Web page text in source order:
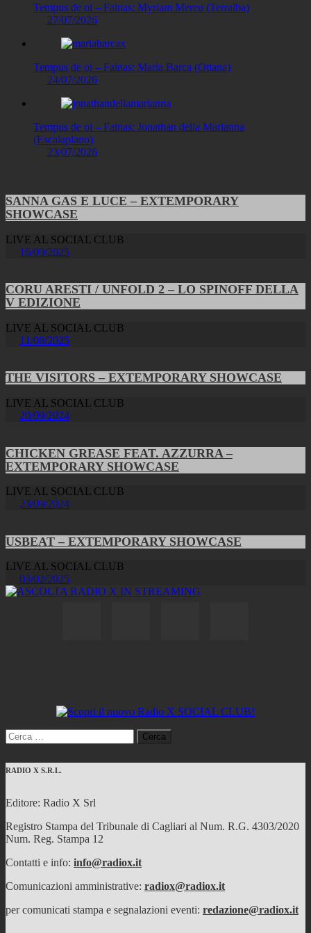
Tempus de oi – Fainas: Myriam Mereu (Terralba)
27/07/2026
Tempus de oi – Fainas: Maria Barca (Ottana)
24/07/2026
Tempus de oi – Fainas: Jonathan della Marianna
(Escalaplano)
23/07/2026
SANNA GAS E LUCE – EXTEMPORARY
SHOWCASE
LIVE AL SOCIAL CLUB
16/09/2025
CORU ARESTI / UNFOLD 2 – LO SPINOFF DELLA
V EDIZIONE
LIVE AL SOCIAL CLUB
11/08/2025
THE VISITORS – EXTEMPORARY SHOWCASE
LIVE AL SOCIAL CLUB
20/09/2024
CHICKEN GREASE FEAT. AZZURRA –
EXTEMPORARY SHOWCASE
LIVE AL SOCIAL CLUB
23/09/2024
USBEAT – EXTEMPORARY SHOWCASE
LIVE AL SOCIAL CLUB
03/02/2025
Ricerca
per:
RADIO X S.R.L.
Editore: Radio X Srl
Registro Stampa del Tribunale di Cagliari al Num. R.G. 4303/2020
Num. Reg. Stampa 12
Contatti e info: info@radiox.it
Comunicazioni amministrative: radiox@radiox.it
per comunicati stampa e segnalazioni eventi: redazione@radiox.it